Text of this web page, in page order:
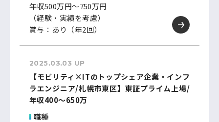
年収500万円～750万円
（経験・実績を考慮）
賞与：あり（年2回）
2025.03.03 UP
【モビリティ×ITのトップシェア企業・インフ
ラエンジニア/札幌市東区】東証プライム上場/
年収400～650万
職種